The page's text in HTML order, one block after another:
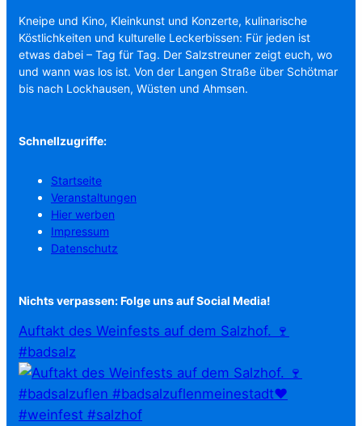
Kneipe und Kino, Kleinkunst und Konzerte, kulinarische
Köstlichkeiten und kulturelle Leckerbissen: Für jeden ist
etwas dabei – Tag für Tag. Der Salzstreuner zeigt euch, wo
und wann was los ist. Von der Langen Straße über Schötmar
bis nach Lockhausen, Wüsten und Ahmsen.
Schnellzugriffe:
Startseite
Veranstaltungen
Hier werben
Impressum
Datenschutz
Nichts verpassen: Folge uns auf Social Media!
Auftakt des Weinfests auf dem Salzhof. 🍷
#badsalz